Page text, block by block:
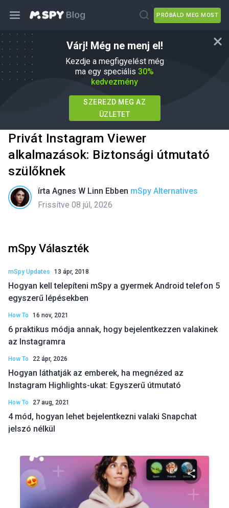
PRÓBÁLD MEG MOST
Várj! Még ne menj el!
Kezdje a megfigyelést még
ma egy speciális 30%
kedvezmény
SZEREZD MEG AZ
ÜZLETET
Privát Instagram Viewer
alkalmazások: Biztonsági útmutató
szülőknek
írta Agnes W Linn Ebben mSpy Alternatives
Frissítve 08 júl, 2026
mSpy Választék
mSpy Updates 13 ápr, 2018
Hogyan kell telepíteni mSpy a gyermek Android telefon 5
egyszerű lépésekben
How To 16 nov, 2021
6 praktikus módja annak, hogy bejelentkezzen valakinek
az Instagramra
How To 22 ápr, 2026
Hogyan láthatják az emberek, ha megnézed az
Instagram Highlights-ukat: Egyszerű útmutató
How To 27 aug, 2021
4 mód, hogyan lehet bejelentkezni valaki Snapchat
jelszó nélkül
Oszd